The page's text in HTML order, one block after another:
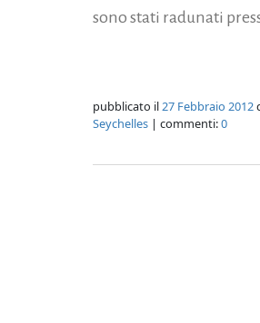
sono stati radunati
pubblicato il27 Febbraio 2012
Seychelles | commenti:0